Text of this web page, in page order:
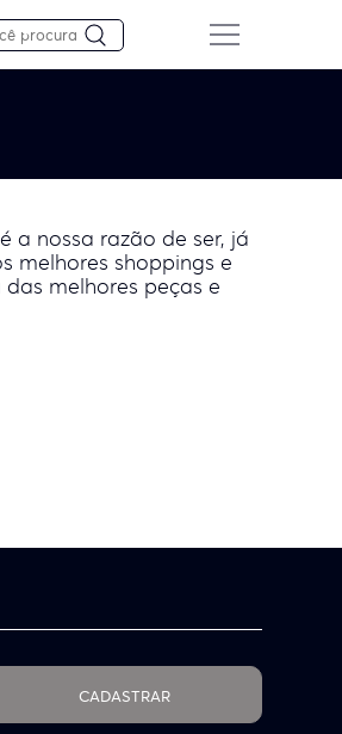
a nossa razão de ser, já
melhores shoppings e
melhores peças e
CADASTRAR